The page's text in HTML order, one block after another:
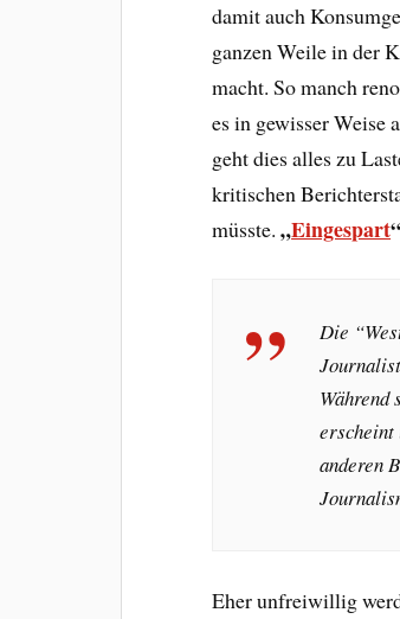
damit auch
ganzen Weile in der
macht. So manch
es in gewisser Weise
geht dies alles zu
kritischen
müsste.„Eingespart“
Die
Während
anderen
Eher unfreiwillig